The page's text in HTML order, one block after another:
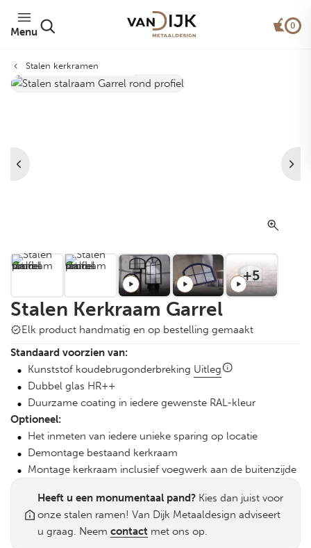
Menu
0
Stalen kerkramen
Van Dijk Rond Profiel®
+5
Stalen Kerkraam Garrel
Elk product handmatig en op bestelling gemaakt
Standaard voorzien van:
Kunststof koudebrugonderbreking Uitleg
Dubbel glas HR++
Duurzame coating in iedere gewenste RAL-kleur
Optioneel:
Het inmeten van iedere unieke sparing op locatie
Demontage bestaand kerkraam
Montage kerkraam inclusief voegwerk aan de buitenzijde
Heeft u een monumentaal pand? Kies dan juist voor
onze stalen ramen! Van Dijk Metaaldesign adviseert
u graag. Neem contact met ons op.